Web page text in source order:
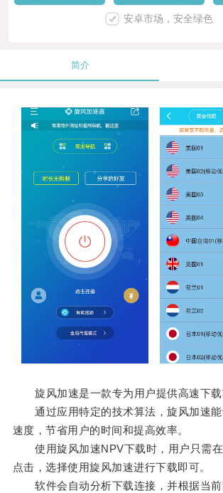
安卓市场，安全绿色
简介
旋风加速是一款专为用户提供高速下载
通过应用特定的技术算法，旋风加速能
速度，节省用户的时间和提高效率。
使用旋风加速NPV下载时，用户只需在
点击，选择使用旋风加速进行下载即可。
软件会自动分析下载连接，并根据当前